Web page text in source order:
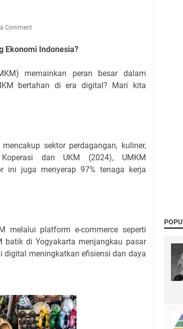
Comment
Ekonomi Indonesia?
memainkan peran besar dalam
bertahan di era digital? Mari kita
sektor perdagangan, kuliner,
dan UKM (2024), UMKM
ini juga menyerap 97% tenaga kerja
melalui platform e-commerce seperti
batik di Yogyakarta menjangkau pasar
digital meningkatkan efisiensi dan daya